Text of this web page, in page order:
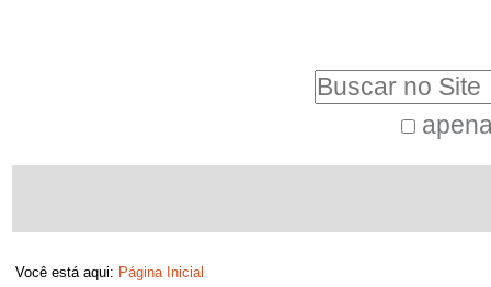
|
para
a
Você está aqui: Página Inicial